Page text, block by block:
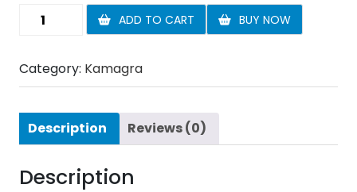
Super
comprimés
quantity
ADD TO CART BUY NOW
Category: Kamagra
Description Reviews (0)
Description